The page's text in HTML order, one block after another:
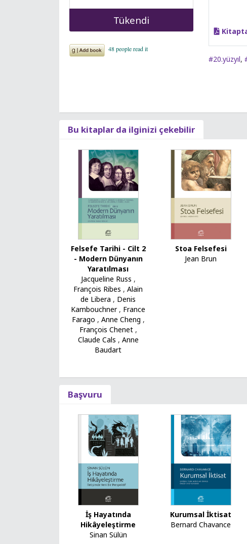
Tükendi
#20.yüzyıl,
Bu kitaplar da ilginizi çekebilir
Felsefe Tarihi - Cilt 2
- Modern Dünyanın
Yaratılması
Jacqueline Russ ,
François Ribes ,Alain
de Libera , Denis
Kambouchner, France
Farago , Anne Cheng ,
François Chenet,
Claude Cals , Anne
Baudart
Stoa Felsefesi
Jean Brun
Başvuru
İş Hayatında
Hikâyeleştirme
Sinan Sülün
Kurumsal İktisat
Bernard Chavance